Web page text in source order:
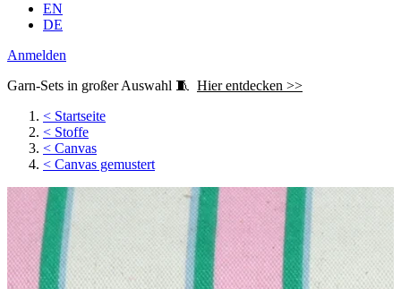
EN
DE
Anmelden
Garn-Sets in großer Auswahl 🧵 Hier entdecken >>
< Startseite
< Stoffe
< Canvas
< Canvas gemustert